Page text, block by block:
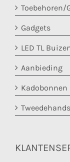
Toebehoren/
Gadgets
LED TL
Aanbieding
Kadobonnen
Tweedehands